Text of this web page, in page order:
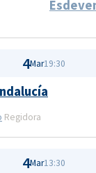
4Mar19:30
Regidora
4Mar13:30